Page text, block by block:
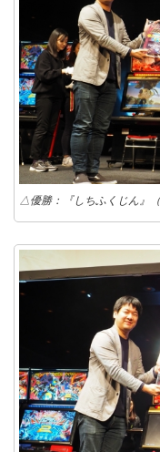
△優勝：『しちふくじん』